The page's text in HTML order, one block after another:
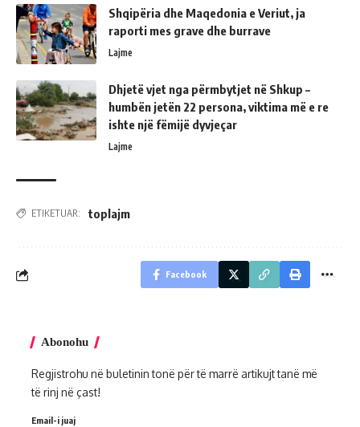
Shqipëria dhe Maqedonia e Veriut, ja
raporti mes grave dhe burrave
Lajme
Dhjetë vjet nga përmbytjet në Shkup –
humbën jetën 22 persona, viktima më e re
ishte një fëmijë dyvjeçar
Lajme
ETIKETUAR: toplajm
Facebook
Abonohu
Regjistrohu në buletinin tonë për të marrë artikujt tanë më
të rinj në çast!
Email-i juaj